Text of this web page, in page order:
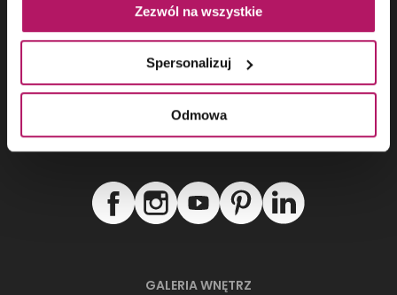
Zezwól na wszystkie
Spersonalizuj
Odmowa
GALERIA WNĘTRZ
Portal wnętrzarski
- Redakcja
+48 608 035 397
[email protected]
pn - pt 8:00 - 16:00